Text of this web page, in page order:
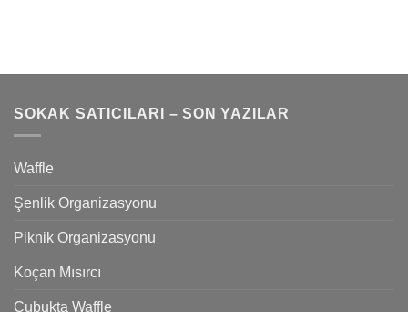
SOKAK SATICILARI – SON YAZILAR
Waffle
Şenlik Organizasyonu
Piknik Organizasyonu
Koçan Mısırcı
Çubukta Waffle